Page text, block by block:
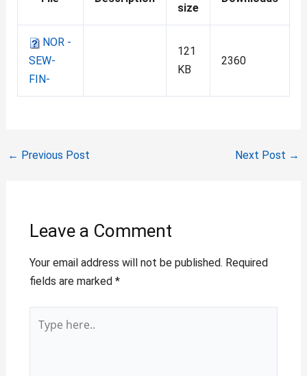
size
NOR -
SEW-
FIN-
121
KB
2360
← Previous Post Next Post →
Leave a Comment
Your email address will not be published. Required
fields are marked *
here..